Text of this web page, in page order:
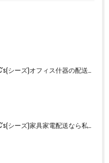
船橋株式会社C's(シーズ)オフィス什器の配送設置作業ならお任せください！
船橋株式会社C's(シーズ)家具家電配送なら私たちにお任せください！